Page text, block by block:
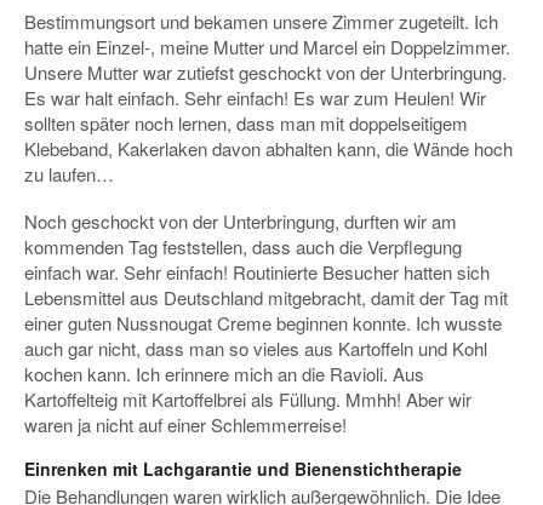
Bestimmungsort und bekamen unsere Zimmer zugeteilt. Ich
hatte ein Einzel-, meine Mutter und Marcel ein Doppelzimmer.
Unsere Mutter war zutiefst geschockt von der Unterbringung.
Es war halt einfach. Sehr einfach! Es war zum Heulen! Wir
sollten später noch lernen, dass man mit doppelseitigem
Klebeband, Kakerlaken davon abhalten kann, die Wände hoch
zu laufen…
Noch geschockt von der Unterbringung, durften wir am
kommenden Tag feststellen, dass auch die Verpflegung
einfach war. Sehr einfach! Routinierte Besucher hatten sich
Lebensmittel aus Deutschland mitgebracht, damit der Tag mit
einer guten Nussnougat Creme beginnen konnte. Ich wusste
auch gar nicht, dass man so vieles aus Kartoffeln und Kohl
kochen kann. Ich erinnere mich an die Ravioli. Aus
Kartoffelteig mit Kartoffelbrei als Füllung. Mmhh! Aber wir
waren ja nicht auf einer Schlemmerreise!
Einrenken mit Lachgarantie und Bienenstichtherapie
Die Behandlungen waren wirklich außergewöhnlich. Die Idee